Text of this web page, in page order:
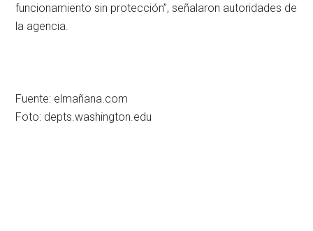
funcionamiento sin protección”, señalaron autoridades de
la agencia.
Fuente: elmañana.com
Foto: depts.washington.edu